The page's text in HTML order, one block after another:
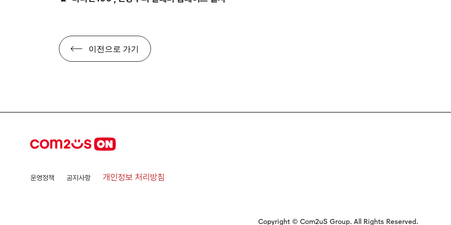
이전으로 가기
운영정책 공지사항 개인정보 처리방침
Copyright © Com2uS Group. All Rights Reserved.